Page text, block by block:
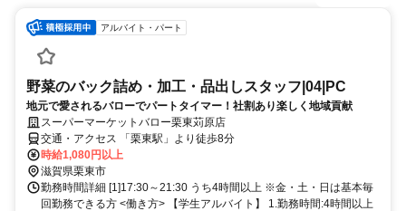
アルバイト・パート
野菜のバック詰め・加工・品出しスタッフ|04|PC
地元で愛されるバローでパートタイマー！社割あり楽しく地域貢献
スーパーマーケットバロー栗東苅原店
交通・アクセス 「栗東駅」より徒歩8分
時給1,080円以上
滋賀県栗東市
勤務時間詳細 [1]17:30～21:30 うち4時間以上 ※金・土・日は基本毎
回勤務できる方 <働き方> 【学生アルバイト】 1.勤務時間:4時間以上